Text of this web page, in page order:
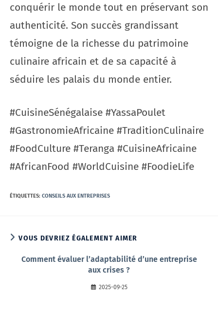
conquérir le monde tout en préservant son
authenticité. Son succès grandissant
témoigne de la richesse du patrimoine
culinaire africain et de sa capacité à
séduire les palais du monde entier.
#CuisineSénégalaise #YassaPoulet
#GastronomieAfricaine #TraditionCulinaire
#FoodCulture #Teranga #CuisineAfricaine
#AfricanFood #WorldCuisine #FoodieLife
ÉTIQUETTES: CONSEILS AUX ENTREPRISES
VOUS DEVRIEZ ÉGALEMENT AIMER
Comment évaluer l’adaptabilité d’une entreprise
aux crises ?
2025-09-25